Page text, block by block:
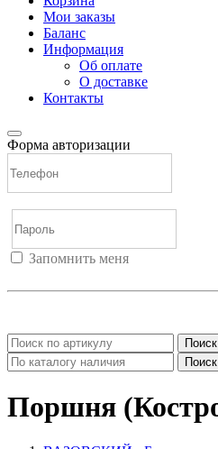
Мои заказы
Баланс
Информация
Об оплате
О доставке
Контакты
Форма авторизации
Запомнить меня
Поиск
Поиск
Поршня